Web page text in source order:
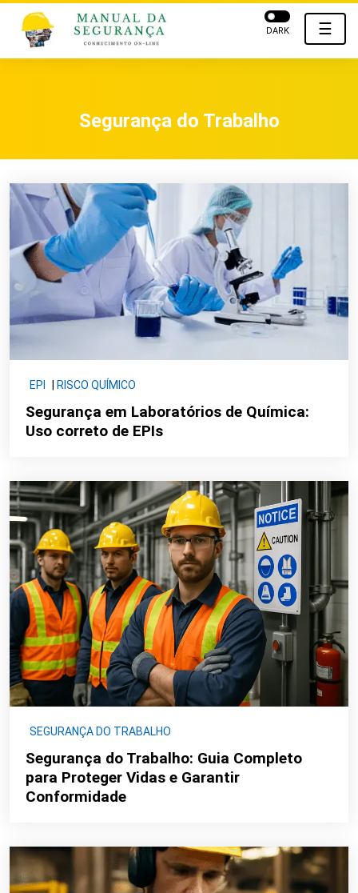
☰
DARK
Segurança do Trabalho
EPI RISCO QUÍMICO
Segurança em Laboratórios de Química:
Uso correto de EPIs
SEGURANÇA DO TRABALHO
Segurança do Trabalho: Guia Completo
para Proteger Vidas e Garantir
Conformidade